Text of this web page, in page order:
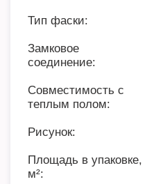
Тип фаски:
Замковое
соединение:
Совместимость с
теплым полом:
Рисунок:
Площадь в упаковке,
м²: